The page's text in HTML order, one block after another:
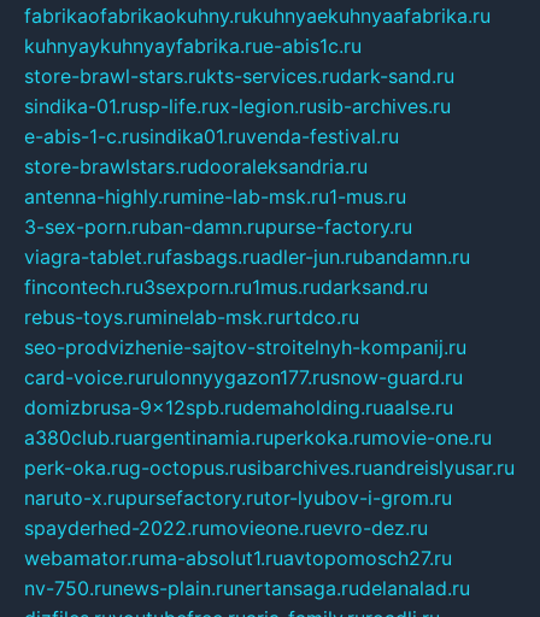
fabrikaofabrikaokuhny.rukuhnyaekuhnyaafabrika.ru
kuhnyaykuhnyayfabrika.rue-abis1c.ru
store-brawl-stars.rukts-services.rudark-sand.ru
sindika-01.rusp-life.rux-legion.rusib-archives.ru
e-abis-1-c.rusindika01.ruvenda-festival.ru
store-brawlstars.rudooraleksandria.ru
antenna-highly.rumine-lab-msk.ru1-mus.ru
3-sex-porn.ruban-damn.rupurse-factory.ru
viagra-tablet.rufasbags.ruadler-jun.rubandamn.ru
fincontech.ru3sexporn.ru1mus.rudarksand.ru
rebus-toys.ruminelab-msk.rurtdco.ru
seo-prodvizhenie-sajtov-stroitelnyh-kompanij.ru
card-voice.rurulonnyygazon177.rusnow-guard.ru
domizbrusa-9x12spb.rudemaholding.ruaalse.ru
a380club.ruargentinamia.ruperkoka.rumovie-one.ru
perk-oka.rug-octopus.rusibarchives.ruandreislyusar.ru
naruto-x.rupursefactory.rutor-lyubov-i-grom.ru
spayderhed-2022.rumovieone.ruevro-dez.ru
webamator.ruma-absolut1.ruavtopomosch27.ru
nv-750.runews-plain.runertansaga.rudelanalad.ru